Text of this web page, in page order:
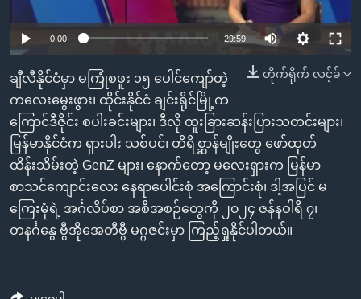
စာမျက်နှာ
ကျော်
ကြည့်
ရန်
ရှာဖွေ
ရန်
နေရာ
သို့
ကျော်
ရန်
ဗွီအိုအေ လူမှုကွန်ယက်များ
ဘာသာစကားများ
0:00 29:59
တိုက်ရိုက် လင့်ခ်
ချီလီနိုင်ငံမှာ မကြုံစဖူး ၁၅ ပေါင်ကျော်တဲ့
ကလေးမွေးဖွား၊ ထိုင်းနိုင်ငံ ချင်းရိုင်မြို့က
ကြောင်ဒီဇိုင်း စပါးခင်းများ၊ ဒီလို ထူးခြားဆန်းပြားသတင်းများ၊
မြန်မာနိုင်ငံက ရှားပါး သစ်ပင်၊ တိရိစ္ဆာန်မျိုးတွေ ဖော်ထုတ်
ထိန်းသိမ်းတဲ့ GenZ များ၊ နောက်တော့ မလေးရှားက မြန်မာ
စာသင်ကျောင်းလေး နေရာပေါင်းစုံ အကြောင်းစုံ၊ ဒါ့အပြင် မ
ကြေးမုံရဲ့ အင်္ဂလိပ်စာ အစီအစဉ်တွေကို ၂၀၂၄ ဇန်နဝါရီ ၇၊
တနင်္ဂနွေ ဗွီအိုအေတီဗွီ မဂ္ဂဇင်းမှာ ကြည့်ရှုနိုင်ပါတယ်။